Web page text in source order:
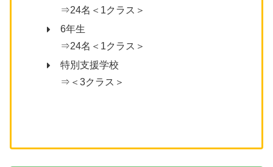
⇒24名＜1クラス＞
6年生
⇒24名＜1クラス＞
特別支援学校
⇒＜3クラス＞